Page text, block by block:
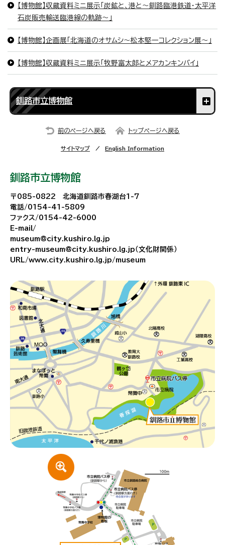
【博物館】収蔵資料ミニ展示「炭鉱と、港と〜釧路臨港鉄道・太平洋
石炭販売輸送臨港線の軌跡〜」
【博物館】企画展「北海道のオサムシ～松本堅一コレクション展～」
【博物館】収蔵資料ミニ展示「牧野富太郎とメアカンキンバイ」
釧路市立博物館
前のページへ戻る トップページへ戻る
サイトマップ English Information
釧路市立博物館
〒085-0822 北海道釧路市春湖台1-7
電話/0154-41-5809
ファクス/0154-42-6000
E-mail/
museum@city.kushiro.lg.jp
entry-museum@city.kushiro.lg.jp（文化財関係）
URL/www.city.kushiro.lg.jp/museum